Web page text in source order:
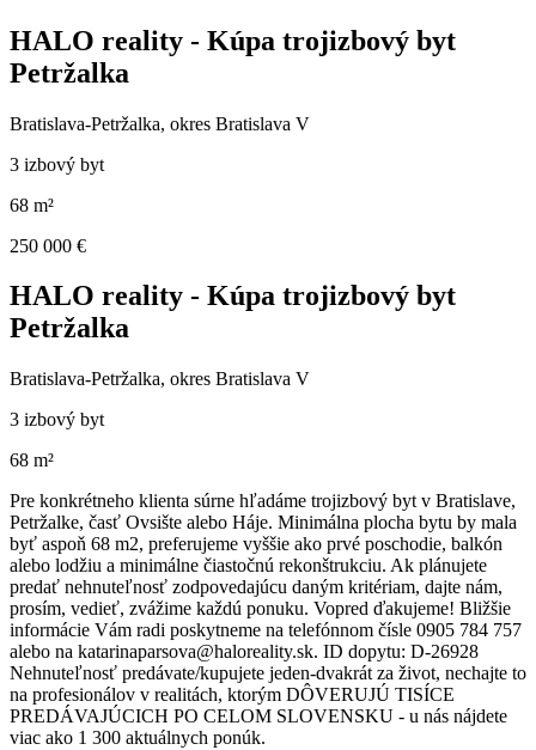
HALO reality - Kúpa trojizbový byt
Petržalka
Bratislava-Petržalka, okres Bratislava V
3 izbový byt
68 m²
250 000 €
HALO reality - Kúpa trojizbový byt
Petržalka
Bratislava-Petržalka, okres Bratislava V
3 izbový byt
68 m²
Pre konkrétneho klienta súrne hľadáme trojizbový byt v Bratislave,
Petržalke, časť Ovsište alebo Háje. Minimálna plocha bytu by mala
byť aspoň 68 m2, preferujeme vyššie ako prvé poschodie, balkón
alebo lodžiu a minimálne čiastočnú rekonštrukciu. Ak plánujete
predať nehnuteľnosť zodpovedajúcu daným kritériam, dajte nám,
prosím, vedieť, zvážime každú ponuku. Vopred ďakujeme! Bližšie
informácie Vám radi poskytneme na telefónnom čísle 0905 784 757
alebo na katarinaparsova@haloreality.sk. ID dopytu: D-26928
Nehnuteľnosť predávate/kupujete jeden-dvakrát za život, nechajte to
na profesionálov v realitách, ktorým DÔVERUJÚ TISÍCE
PREDÁVAJÚCICH PO CELOM SLOVENSKU - u nás nájdete
viac ako 1 300 aktuálnych ponúk.